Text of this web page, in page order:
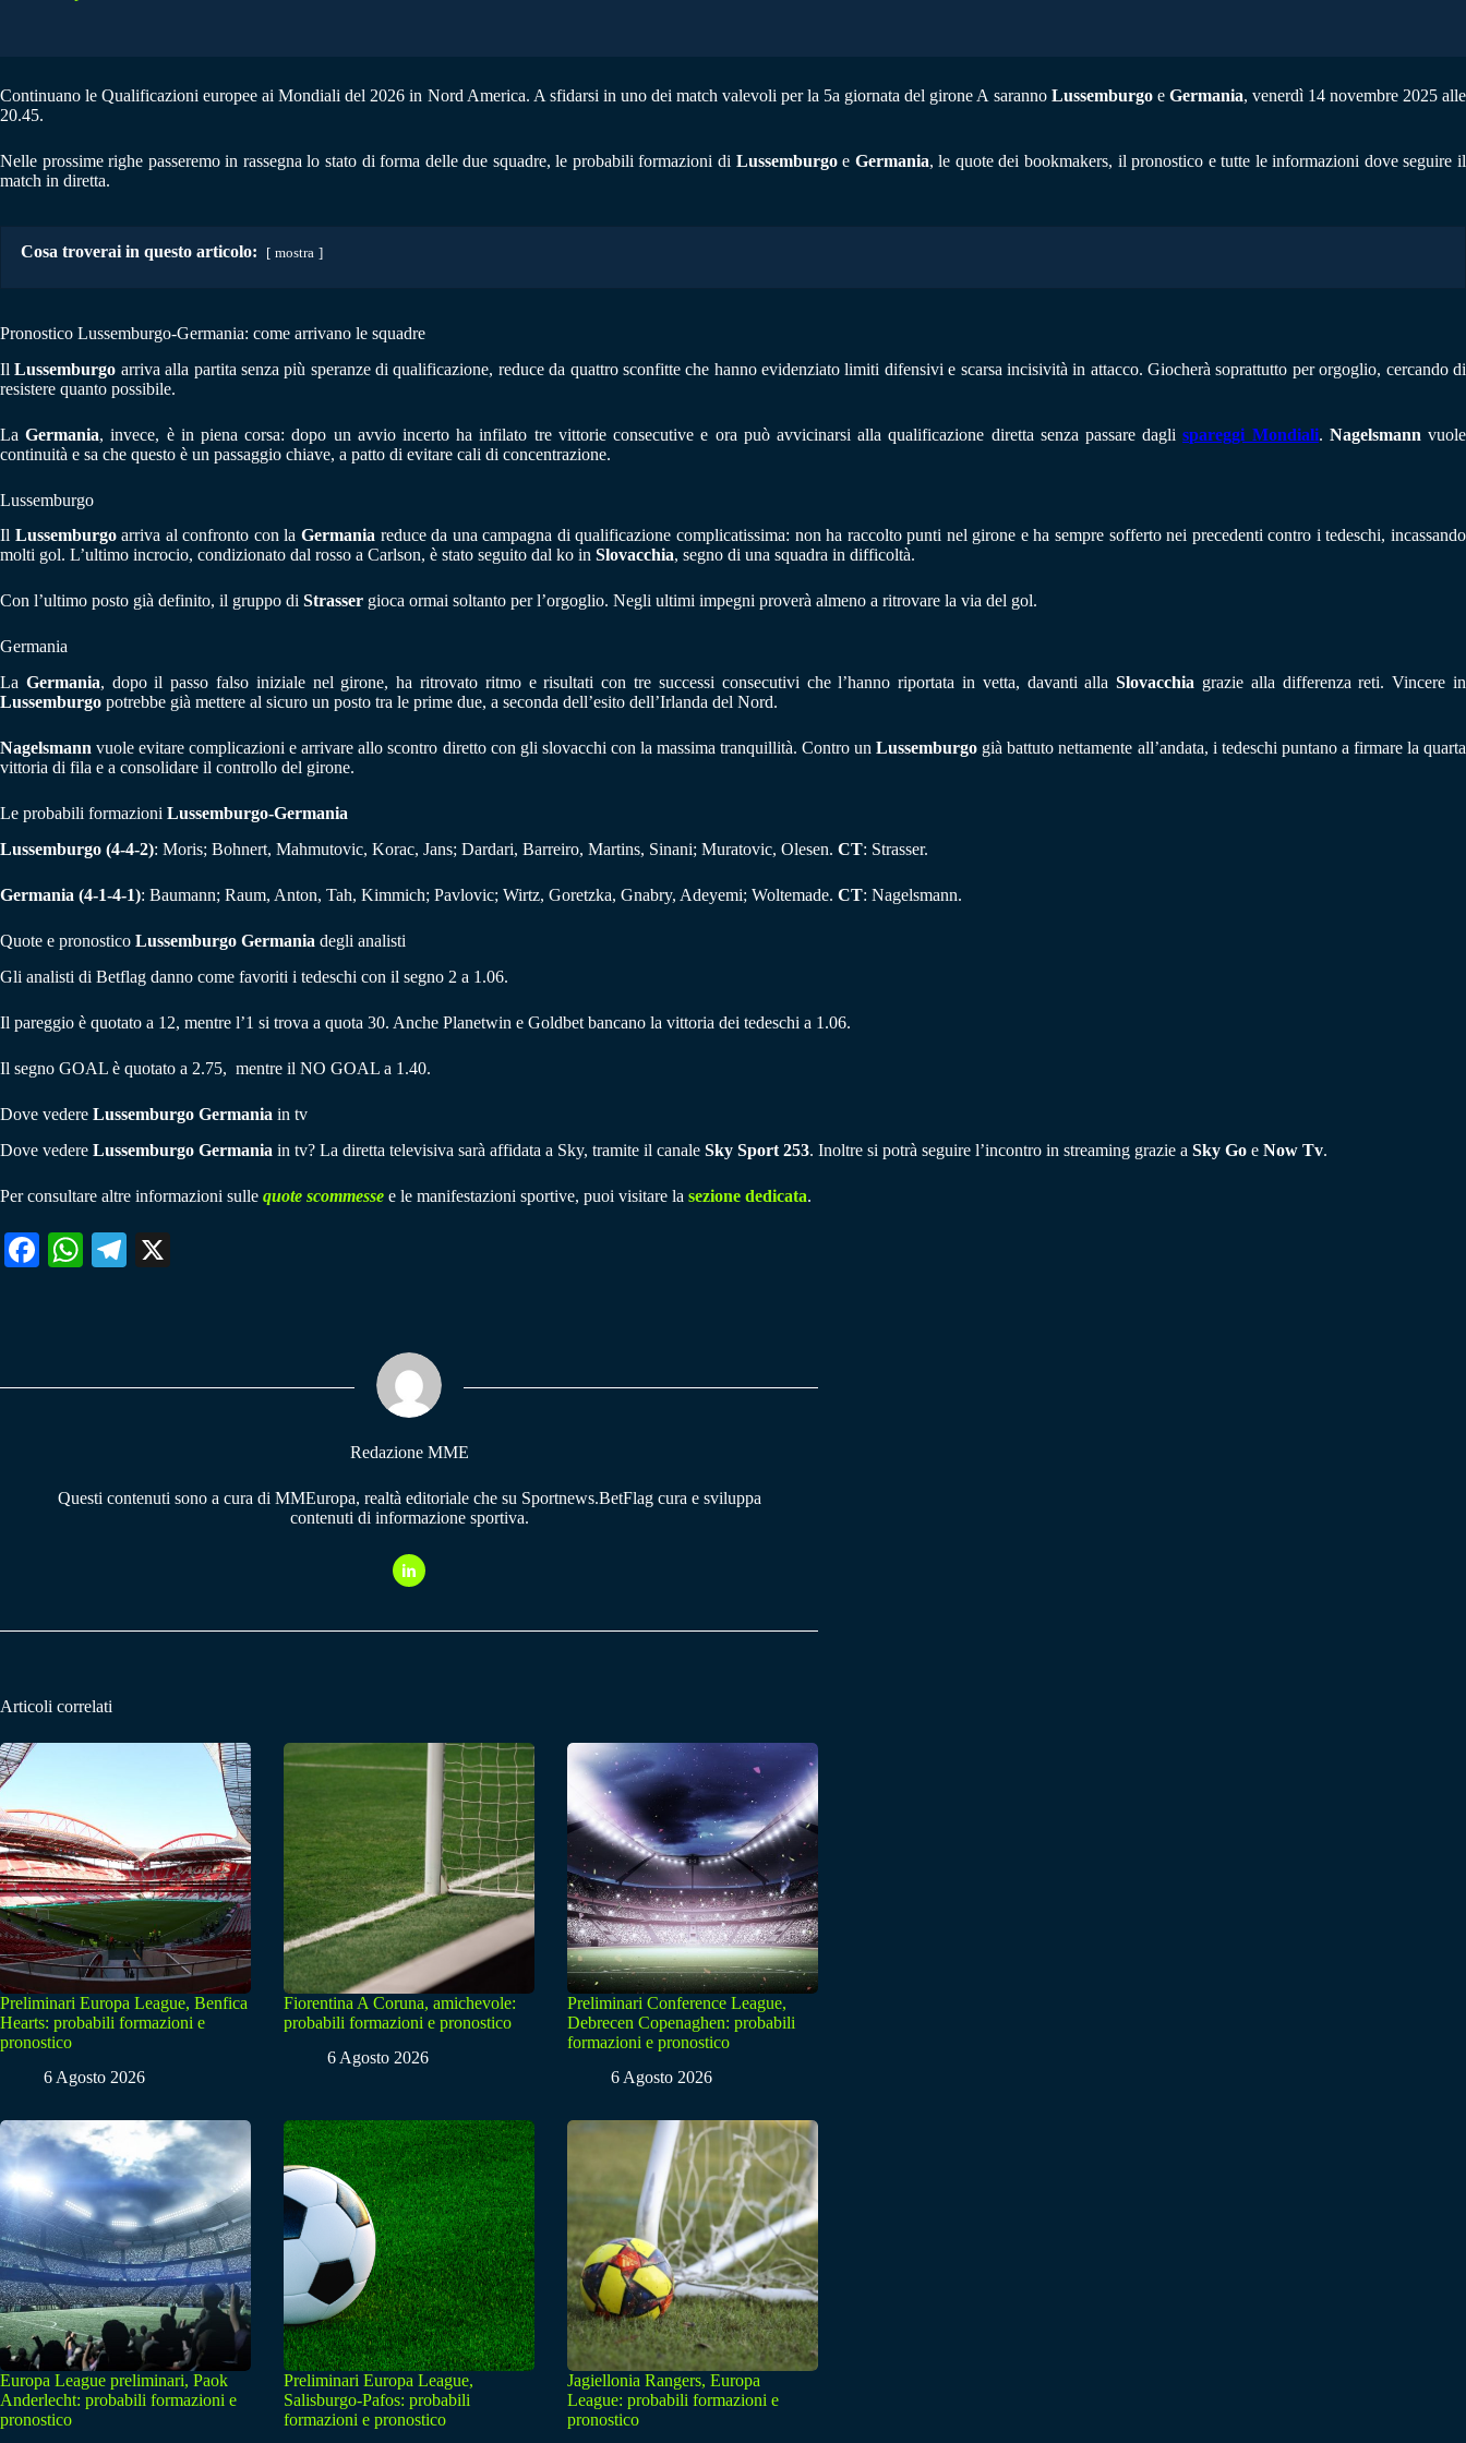
Continuano le Qualificazioni europee ai Mondiali del 2026 in Nord America. A sfidarsi in uno dei match valevoli per la 5a giornata del girone A saranno Lussemburgo e Germania, venerdì 14 novembre 2025 alle
20.45.
Nelle prossime righe passeremo in rassegna lo stato di forma delle due squadre, le probabili formazioni di Lussemburgoe Germania, le quote dei bookmakers, il pronostico e tutte le informazioni dove seguire il
match in diretta.
Cosa troverai in questo articolo: mostra
Pronostico Lussemburgo-Germania: come arrivano le squadre
IlLussemburgo arriva alla partita senza più speranze di qualificazione, reduce da quattro sconfitte che hanno evidenziato limiti difensivi e scarsa incisività in attacco. Giocherà soprattutto per orgoglio, cercando di
resistere quanto possibile.
LaGermania, invece, è in piena corsa: dopo un avvio incerto ha infilato tre vittorie consecutive e ora può avvicinarsi alla qualificazione diretta senza passare daglispareggi Mondiali. Nagelsmann vuole
continuità e sa che questo è un passaggio chiave, a patto di evitare cali di concentrazione.
Lussemburgo
Il Lussemburgoarriva al confronto con la Germaniareduce da una campagna di qualificazione complicatissima: non ha raccolto punti nel girone e ha sempre sofferto nei precedenti contro i tedeschi, incassando
molti gol. L’ultimo incrocio, condizionato dal rosso a Carlson, è stato seguito dal ko in Slovacchia, segno di una squadra in difficoltà.
Con l’ultimo posto già definito, il gruppo di Strasser gioca ormai soltanto per l’orgoglio. Negli ultimi impegni proverà almeno a ritrovare la via del gol.
Germania
La Germania, dopo il passo falso iniziale nel girone, ha ritrovato ritmo e risultati con tre successi consecutivi che l’hanno riportata in vetta, davanti allaSlovacchia grazie alla differenza reti. Vincere in
Lussemburgo potrebbe già mettere al sicuro un posto tra le prime due, a seconda dell’esito dell’Irlanda del Nord.
Nagelsmann vuole evitare complicazioni e arrivare allo scontro diretto con gli slovacchi con la massima tranquillità. Contro unLussemburgo già battuto nettamente all’andata, i tedeschi puntano a firmare la quarta
vittoria di fila e a consolidare il controllo del girone.
Le probabili formazioni Lussemburgo-Germania
Lussemburgo (4-4-2): Moris; Bohnert, Mahmutovic, Korac, Jans; Dardari, Barreiro, Martins, Sinani; Muratovic, Olesen. CT: Strasser.
Germania (4-1-4-1): Baumann; Raum, Anton, Tah, Kimmich; Pavlovic; Wirtz, Goretzka, Gnabry, Adeyemi; Woltemade. CT: Nagelsmann.
Quote e pronostico Lussemburgo Germania degli analisti
Gli analisti di Betflag danno come favoriti i tedeschi con il segno 2 a 1.06.
Il pareggio è quotato a 12, mentre l’1 si trova a quota 30. Anche Planetwin e Goldbet bancano la vittoria dei tedeschi a 1.06.
Il segno GOAL è quotato a 2.75, mentre il NO GOAL a 1.40.
Dove vedere Lussemburgo Germania in tv
Dove vedere Lussemburgo Germania in tv? La diretta televisiva sarà affidata a Sky, tramite il canale Sky Sport 253. Inoltre si potrà seguire l’incontro in streaming grazie a Sky Go e Now Tv.
Per consultare altre informazioni sulle quote scommesse e le manifestazioni sportive, puoi visitare la sezione dedicata.
Fa W
pp
Te
m
Redazione MME
Questi contenuti sono a cura di MMEuropa, realtà editoriale che su Sportnews.BetFlag cura e sviluppa
contenuti di informazione sportiva.
Articoli correlati
Preliminari Europa League, Benfica
Hearts: probabili formazioni e
pronostico
6 Agosto 2026
Fiorentina A Coruna, amichevole:
probabili formazioni e pronostico
6 Agosto 2026
Preliminari Conference League,
Debrecen Copenaghen: probabili
formazioni e pronostico
6 Agosto 2026
Europa League preliminari, Paok
Anderlecht: probabili formazioni e
pronostico
Preliminari Europa League,
Salisburgo-Pafos: probabili
formazioni e pronostico
Jagiellonia Rangers, Europa
League: probabili formazioni e
pronostico